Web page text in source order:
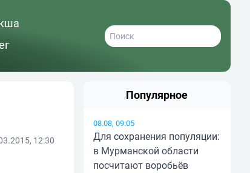
12:30
Популярное
08.08, 09:05
Для сохранения популяции:
в Мурманской области
посчитают воробьёв